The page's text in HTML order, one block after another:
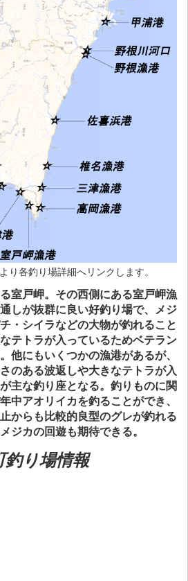
り各釣り場詳細へリンクします。
室戸岬。その西側にある室戸岬漁
しが抜群に良い好釣り場で、メジ
・シイラなどの大物が釣れること
テトラが入っているためベテラン
他にもいくつかの漁港があるが、
のある波返しや大きなテトラが入
主な釣り座となる。釣りものに関
中アオリイカを釣ることができ、
からも比較的良型のグレが釣れる
ジカの回遊も期待できる。
釣り場情報